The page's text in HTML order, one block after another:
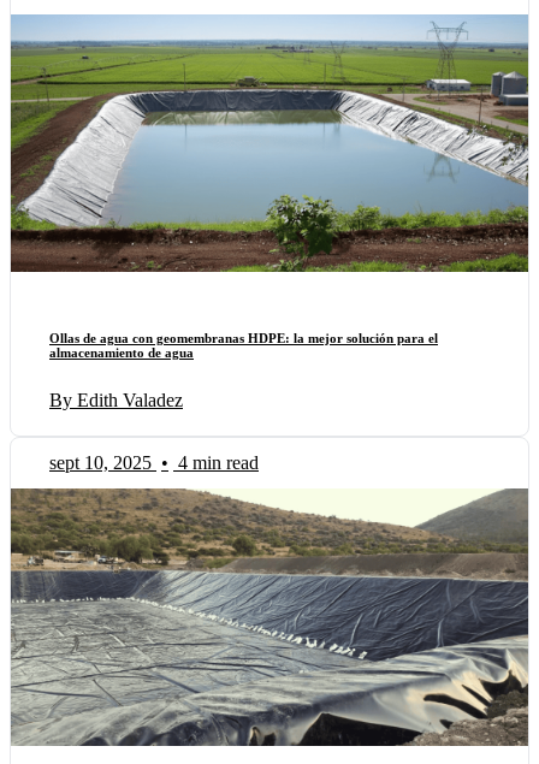
Ollas de agua con geomembranas HDPE: la mejor solución para el
almacenamiento de agua
By Edith Valadez
sept 10, 2025 • 4 min read